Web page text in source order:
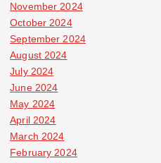
November 2024
October 2024
September 2024
August 2024
July 2024
June 2024
May 2024
April 2024
March 2024
February 2024